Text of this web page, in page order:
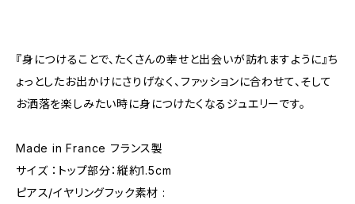
『身につけることで、たくさんの幸せと出会いが訪れますように』ち
ょっとしたお出かけにさりげなく、ファッションに合わせて、そして
お洒落を楽しみたい時に身につけたくなるジュエリーです。
Made in France フランス製
サイズ ：トップ部分：縦約1.5cm
ピアス/イヤリングフック素材 :